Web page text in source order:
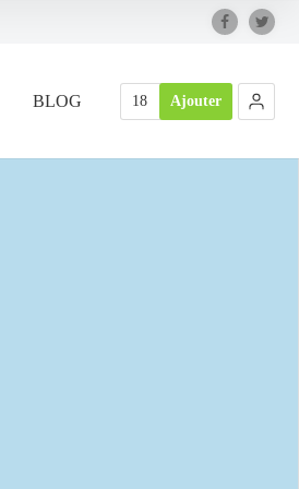
BLOG 18 Ajouter